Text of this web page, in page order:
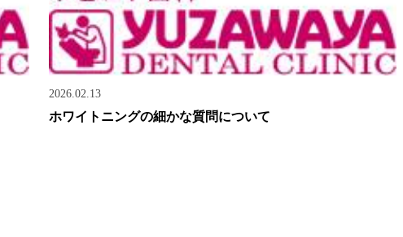
2026.02.13
ホワイトニングの細かな質問について